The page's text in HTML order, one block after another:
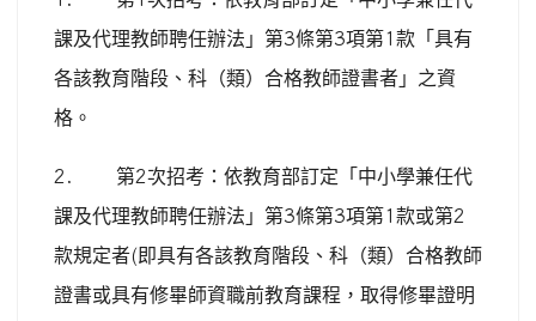
課及代理教師聘任辦法」第3條第3項第1 款「具有
各該教育階段、科（類）合格教師證書者」之資
格。
2. 第2次招考：依教育部訂定「中小學兼任代
課及代理教師聘任辦法」第3條第3項第1 款或第2
款規定者( 即具有各該教育階段、科（類）合格教師
證書或具有修畢師資職前教育課程，取得修畢證明